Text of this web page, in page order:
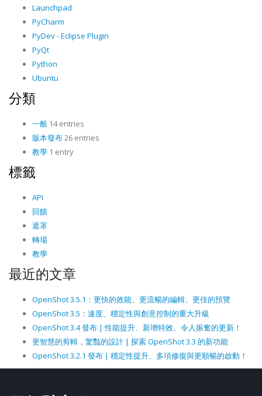
Launchpad
PyCharm
PyDev - Eclipse Plugin
PyQt
Python
Ubuntu
分類
一般 14 entries
版本發布26 entries
教學 1 entry
標籤
API
回饋
遮罩
轉場
教學
最近的文章
OpenShot 3.5.1：更快的效能、更流暢的編輯、更佳的預覽
OpenShot 3.5：速度、穩定性與創意控制的重大升級
OpenShot 3.4 發布 | 性能提升、新增特效、令人振奮的更新！
更智慧的剪輯，驚豔的設計 | 探索 OpenShot 3.3 的新功能
OpenShot 3.2.1 發布 | 穩定性提升、多項修復與更順暢的啟動！